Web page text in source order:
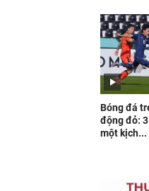
Bóng đá
động đỏ:
một kịch...